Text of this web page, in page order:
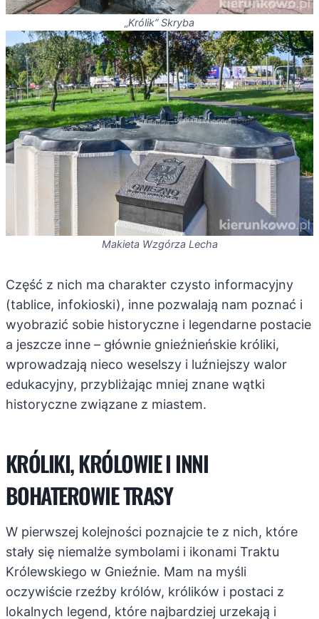
„Królik” Skryba
Makieta Wzgórza Lecha
Część z nich ma charakter czysto informacyjny
(tablice, infokioski), inne pozwalają nam poznać i
wyobrazić sobie historyczne i legendarne postacie
a jeszcze inne – głównie gnieźnieńskie króliki,
wprowadzają nieco weselszy i luźniejszy walor
edukacyjny, przybliżając mniej znane wątki
historyczne związane z miastem.
KRÓLIKI, KRÓLOWIE I INNI
BOHATEROWIE TRASY
W pierwszej kolejności poznajcie te z nich, które
stały się niemalże symbolami i ikonami Traktu
Królewskiego w Gnieźnie. Mam na myśli
oczywiście rzeźby królów, królików i postaci z
lokalnych legend, które najbardziej urzekają i